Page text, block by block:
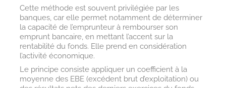
Cette méthode est souvent privilégiée par les
banques, car elle permet notamment de déterminer
la capacité de l’emprunteur à rembourser son
emprunt bancaire, en mettant l’accent sur la
rentabilité du fonds. Elle prend en considération
l’activité économique.
Le principe consiste appliquer un coefficient à la
moyenne des EBE (excédent brut d’exploitation) ou